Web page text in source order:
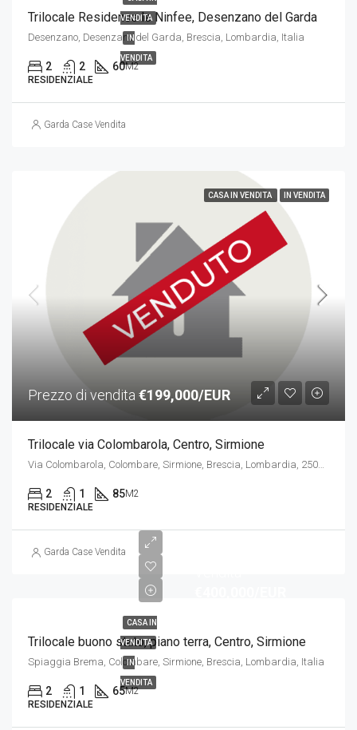
VENDITA
IN
VENDITA
Trilocale Residence le Ninfee, Desenzano del Garda
Desenzano, Desenzano del Garda, Brescia, Lombardia, Italia
2 2 60M2
RESIDENZIALE
Garda Case Vendita
CASA IN VENDITA IN VENDITA
Prezzo di vendita €199,000/EUR
Trilocale via Colombarola, Centro, Sirmione
Via Colombarola, Colombare, Sirmione, Brescia, Lombardia, 25019, Italia
2 1 85M2
RESIDENZIALE
Garda Case Vendita
CASA IN
VENDITA
IN
VENDITA
Trilocale buono stato, piano terra, Centro, Sirmione
Spiaggia Brema, Colombare, Sirmione, Brescia, Lombardia, Italia
2 1 65M2
RESIDENZIALE